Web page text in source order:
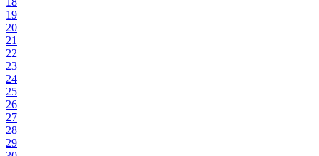
19
20
21
22
23
24
25
26
27
28
29